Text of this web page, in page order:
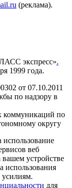
(реклама).
экспресс».
1999 года.
от 07.10.2011
по надзору в
коммуникаций по
округу
веб
устройстве
использования
для